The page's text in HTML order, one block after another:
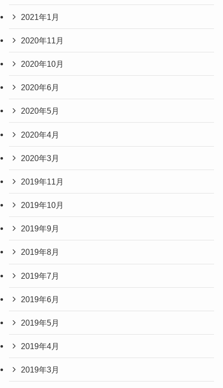
2021年1月
2020年11月
2020年10月
2020年6月
2020年5月
2020年4月
2020年3月
2019年11月
2019年10月
2019年9月
2019年8月
2019年7月
2019年6月
2019年5月
2019年4月
2019年3月